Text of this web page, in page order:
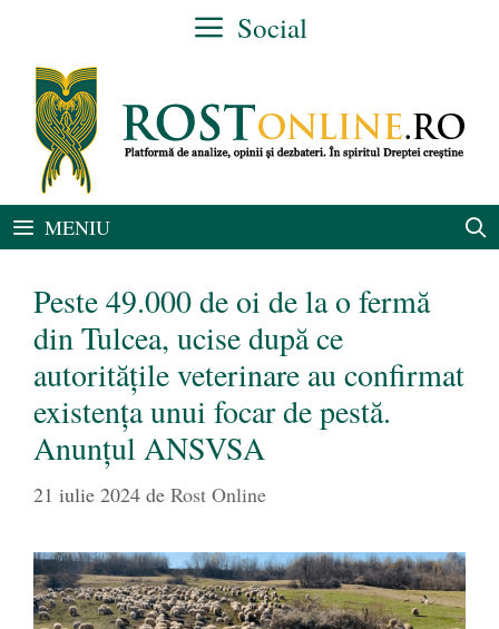
conținut
Social
MENIU
Peste 49.000 de oi de la o fermă
din Tulcea, ucise după ce
autoritățile veterinare au confirmat
existența unui focar de pestă.
Anunțul ANSVSA
21 iulie 2024 de Rost Online